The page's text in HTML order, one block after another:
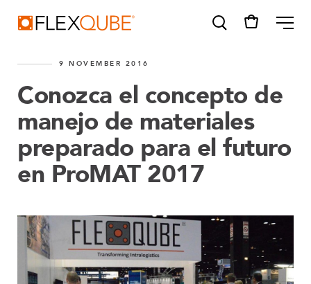
SUGGESTIONS
Tugger cart
How do I order?
9 NOVEMBER 2016
Conozca el concepto de
manejo de materiales
preparado para el futuro
en ProMAT 2017